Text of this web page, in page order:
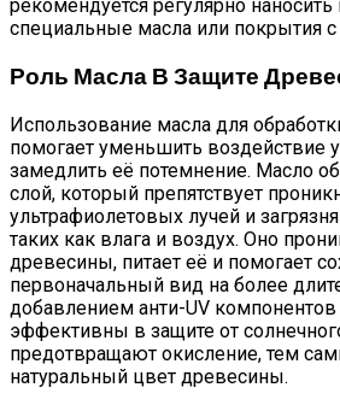
рекомендуется регулярно
специальные масла или покрытия с
Роль Масла В Защите
Использование масла для
помогает уменьшить воздействие
замедлить её потемнение. Масло
слой, который препятствует
ультрафиолетовых лучей и
таких как влага и воздух. Оно
древесины, питает её и помогает
первоначальный вид на более
добавлением анти-UV
эффективны в защите от
предотвращают окисление, тем
натуральный цвет древесины.